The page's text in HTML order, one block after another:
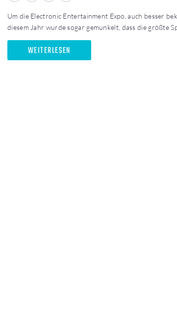
Um die Electronic Entertainment Expo, auch besser
diesem Jahr wurde sogar gemunkelt, dass die größte
WEITERLESEN